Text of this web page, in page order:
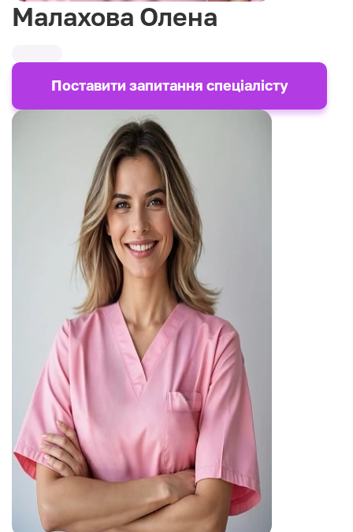
Малахова Олена
Поставити запитання спеціалісту